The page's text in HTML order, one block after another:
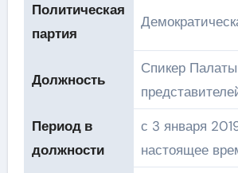
Политическая
партия
Должность
Спикер Палаты
Период в
должности
с 3 января
настоящее